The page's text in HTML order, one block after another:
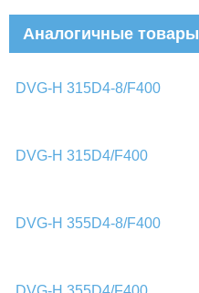
Аналогичные товары
DVG-H 315D4-8/F400
DVG-H 315D4/F400
DVG-H 355D4-8/F400